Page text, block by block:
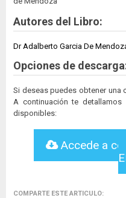
Autores del Libro:
Dr Adalberto Garcia De
Opciones de
Si deseas puedes obtener una
A continuación te
disponibles:
Accede a
COMPARTE ESTE ARTICULO: